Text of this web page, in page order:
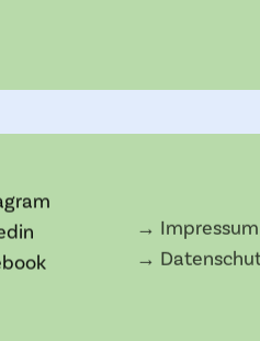
→ Datenschutz